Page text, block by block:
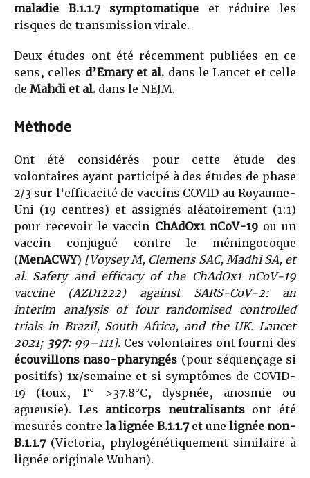
maladie B.1.1.7 symptomatique et réduire les
risques de transmission virale.
Deux études ont été récemment publiées en ce
sens, celles d’Emary et al. dans le Lancet et celle
de Mahdi et al. dans le NEJM.
Méthode
Ont été considérés pour cette étude des
volontaires ayant participé à des études de phase
2/3 sur l'efficacité de vaccins COVID au Royaume-
Uni (19 centres) et assignés aléatoirement (1:1)
pour recevoir le vaccin ChAdOx1 nCoV-19ou un
vaccin conjugué contre le méningocoque
(MenACWY) [Voysey M, Clemens SAC, Madhi SA, et
al. Safety and efficacy of the ChAdOx1 nCoV-19
vaccine (AZD1222) against SARS-CoV-2: an
interim analysis of four randomised controlled
trials in Brazil, South Africa, and the UK. Lancet
2021; 397: 99–111]. Ces volontaires ont fourni des
écouvillons naso-pharyngés (pour séquençage si
positifs) 1x/semaine et si symptômes de COVID-
19 (toux, T° >37.8°C, dyspnée, anosmie ou
agueusie). Les anticorps neutralisantsont été
mesurés contrela lignée B.1.1.7et une lignée non-
B.1.1.7(Victoria, phylogénétiquement similaire à
lignée originale Wuhan).